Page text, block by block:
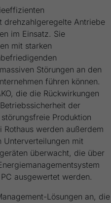
drehzahlgeregelte Antriebe
im Einsatz. Sie
mit starken
Störungen an den
führen können.
die die Rückwirkungen
der
Produktion
Rothaus werden außerdem
Unterverteilungen mit
überwacht, die über
ausgewertet werden.
Lösungen an, die